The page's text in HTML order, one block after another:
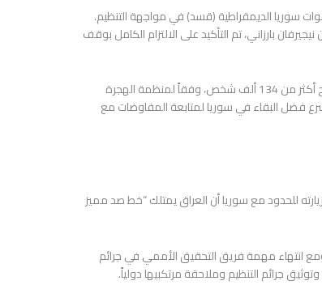
سوريا الديمقراطية (قسد) في مواجهة التنظيم.
بارزاني، تم التأكيد على الالتزام الكامل بوقف
وقد أسفرت المعارك الأخيرة بين القوات الحكومية السورية والقوات الكردية عن نزوح أكثر من 134 ألف شخص، وفقاً لمنظمة الهجرة
فضل البقاء في سوريا لمتابعة المفاوضات مع
للحدود مع سوريا أن العراق يمتلك “خط صد مميز
انتهاء مهمة فريق التحقيق الأممي في جرائم
جرائم التنظيم وملاحقة مرتكبيها دولياً.